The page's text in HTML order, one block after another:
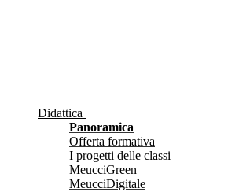
Didattica
Panoramica
Offerta formativa
I progetti delle classi
MeucciGreen
MeucciDigitale